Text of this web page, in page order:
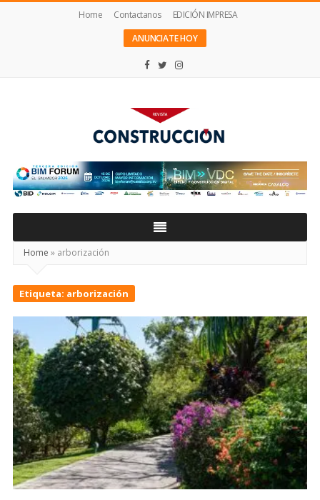
Home Contactanos
EDICIÓN IMPRESA
ANUNCIATE HOY
Construcción
Home » arborización
Etiqueta: arborización